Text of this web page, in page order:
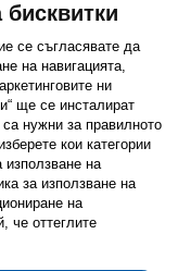
(Cookies)
се съгласявате да
на навигацията,
ни
ще се инсталират
нужни за правилното
кои категории
използване на
за използване на
на
че оттеглите